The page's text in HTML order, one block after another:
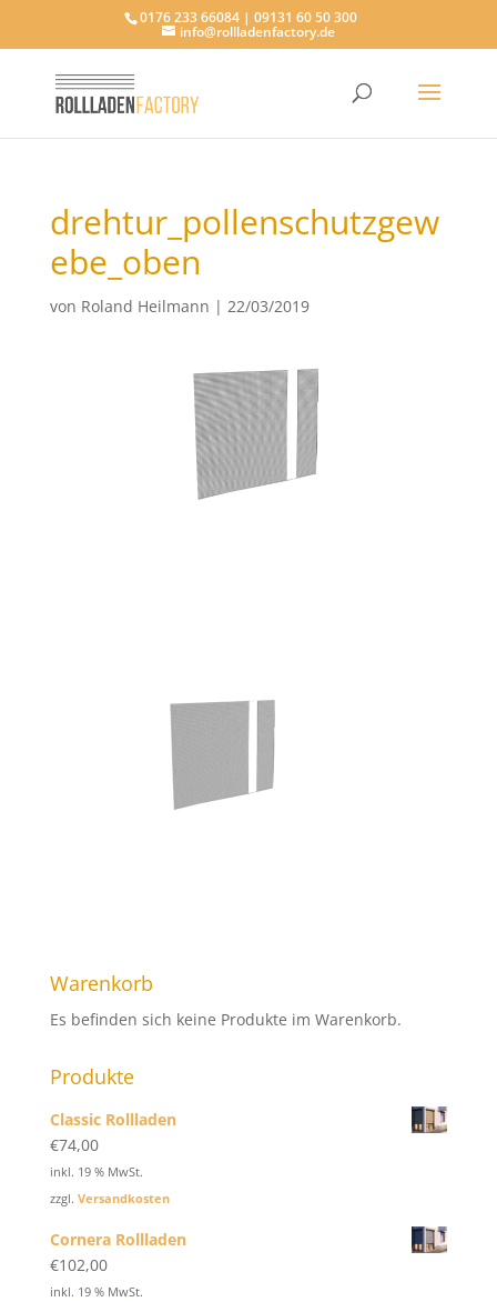
0176 233 66084 | 09131 60 50 300
info@rollladenfactory.de
drehtur_pollenschutzgew
ebe_oben
von Roland Heilmann | 22/03/2019
Warenkorb
Es befinden sich keine Produkte im Warenkorb.
Produkte
Classic Rollladen
€74,00
inkl. 19 % MwSt.
zzgl. Versandkosten
Cornera Rollladen
€102,00
inkl. 19 % MwSt.